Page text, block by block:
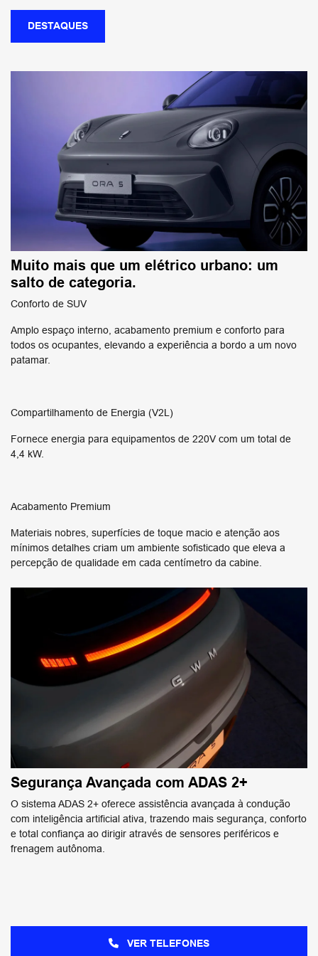
DESTAQUES
Muito mais que um elétrico urbano: um
salto de categoria.
Conforto de SUV
Amplo espaço interno, acabamento premium e conforto para
todos os ocupantes, elevando a experiência a bordo a um novo
patamar.
Compartilhamento de Energia (V2L)
Fornece energia para equipamentos de 220V com um total de
4,4 kW.
Acabamento Premium
Materiais nobres, superfícies de toque macio e atenção aos
mínimos detalhes criam um ambiente sofisticado que eleva a
percepção de qualidade em cada centímetro da cabine.
Segurança Avançada com ADAS 2+
O sistema ADAS 2+ oferece assistência avançada à condução
com inteligência artificial ativa, trazendo mais segurança, conforto
e total confiança ao dirigir através de sensores periféricos e
frenagem autônoma.
VER TELEFONES